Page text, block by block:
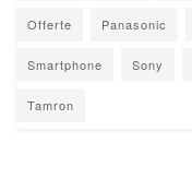
Offerte Panasonic
Smartphone Sony
Tamron